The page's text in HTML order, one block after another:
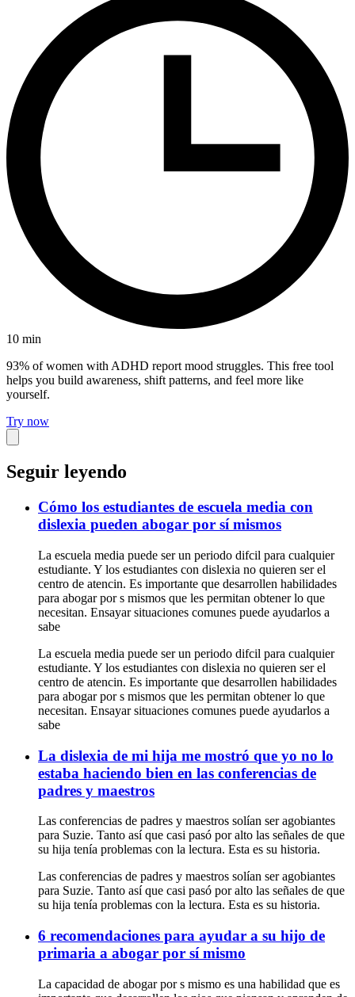
10 min
93% of women with ADHD report mood struggles. This free tool
helps you build awareness, shift patterns, and feel more like
yourself.
Try now
Seguir leyendo
Cómo los estudiantes de escuela media con
dislexia pueden abogar por sí mismos
La escuela media puede ser un periodo difcil para cualquier
estudiante. Y los estudiantes con dislexia no quieren ser el
centro de atencin. Es importante que desarrollen habilidades
para abogar por s mismos que les permitan obtener lo que
necesitan. Ensayar situaciones comunes puede ayudarlos a
sabe
La escuela media puede ser un periodo difcil para cualquier
estudiante. Y los estudiantes con dislexia no quieren ser el
centro de atencin. Es importante que desarrollen habilidades
para abogar por s mismos que les permitan obtener lo que
necesitan. Ensayar situaciones comunes puede ayudarlos a
sabe
La dislexia de mi hija me mostró que yo no lo
estaba haciendo bien en las conferencias de
padres y maestros
Las conferencias de padres y maestros solían ser agobiantes
para Suzie. Tanto así que casi pasó por alto las señales de que
su hija tenía problemas con la lectura. Esta es su historia.
Las conferencias de padres y maestros solían ser agobiantes
para Suzie. Tanto así que casi pasó por alto las señales de que
su hija tenía problemas con la lectura. Esta es su historia.
6 recomendaciones para ayudar a su hijo de
primaria a abogar por sí mismo
La capacidad de abogar por s mismo es una habilidad que es